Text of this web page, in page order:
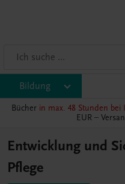
Bildung
Bücher in max. 48 Stunden bei
EUR –
Entwicklung und
Pflege